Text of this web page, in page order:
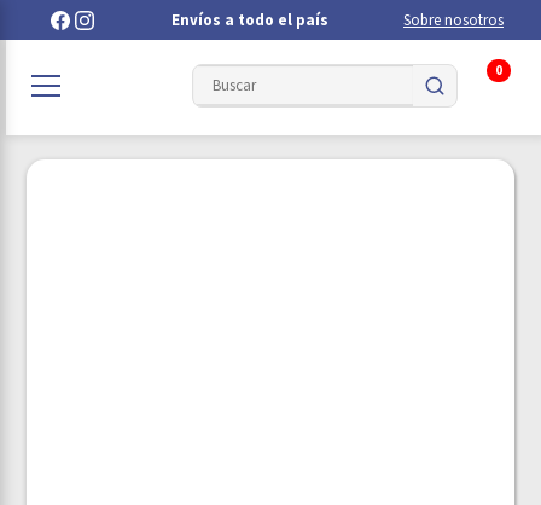
Envíos a todo el país Sobre nosotros
0